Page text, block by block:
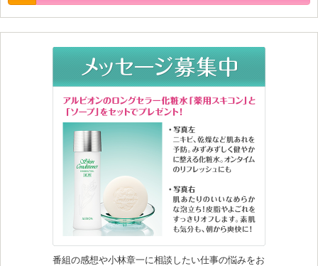
番組の感想や小林章一に相談したい仕事の悩みをお